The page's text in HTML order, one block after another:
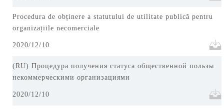
Procedura de obținere a statutului de utilitate publică pentru
organizațiile necomerciale
2020/12/10
(RU) Процедура получения статуса общественной пользы
некоммерческими организациями
2020/12/10